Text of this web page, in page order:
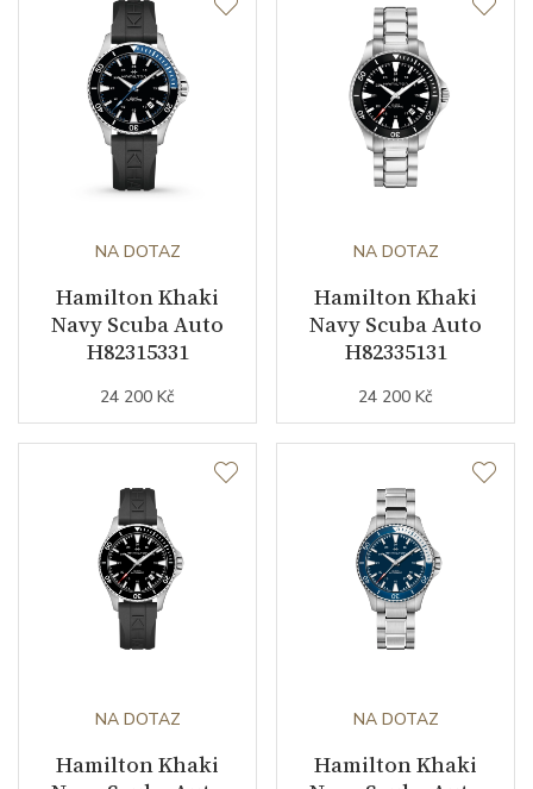
NA DOTAZ
Hamilton Khaki
Navy Scuba Auto
H82315331
24 200 Kč
NA DOTAZ
Hamilton Khaki
Navy Scuba Auto
H82335131
24 200 Kč
NA DOTAZ
Hamilton Khaki
NA DOTAZ
Hamilton Khaki